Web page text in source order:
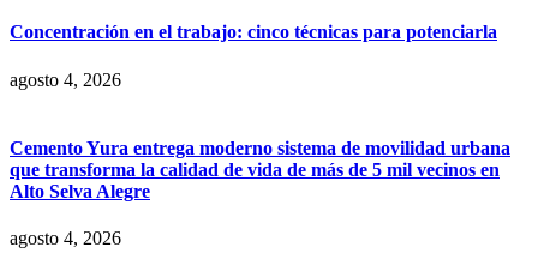
Concentración en el trabajo: cinco técnicas para potenciarla
agosto 4, 2026
Cemento Yura entrega moderno sistema de movilidad urbana
que transforma la calidad de vida de más de 5 mil vecinos en
Alto Selva Alegre
agosto 4, 2026